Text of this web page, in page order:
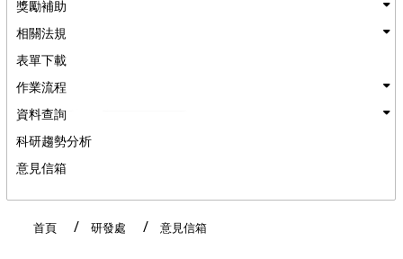
獎勵補助
相關法規
表單下載
作業流程
資料查詢
科研趨勢分析
意見信箱
首頁 研發處 意見信箱